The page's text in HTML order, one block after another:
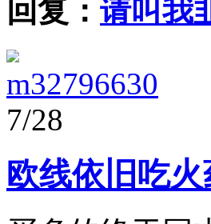
回复： 请叫我
m32796630
7/28
欧线依旧吃火